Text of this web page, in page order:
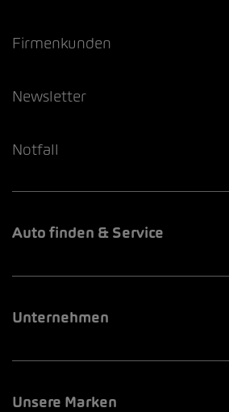
Firmenkunden
Newsletter
Notfall
Auto finden & Service
Unternehmen
Unsere Marken